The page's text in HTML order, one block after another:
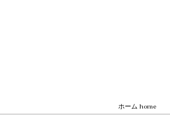
ホーム home